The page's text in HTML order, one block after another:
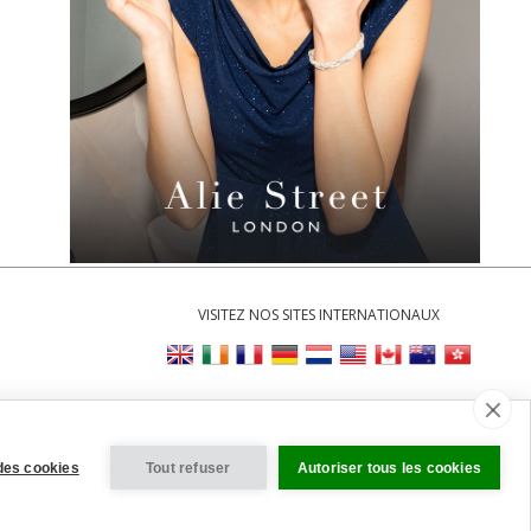
VISITEZ NOS SITES INTERNATIONAUX
cookies Tout refuser Autoriser tous les cookies